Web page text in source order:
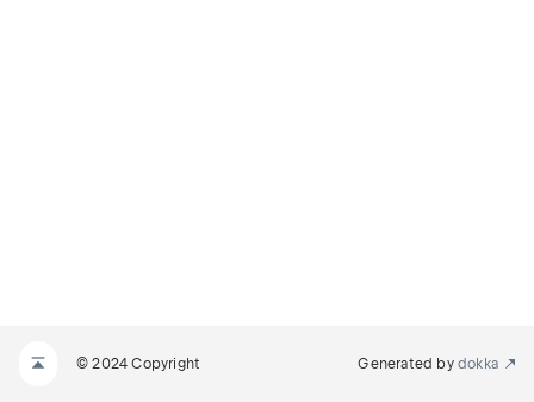
© 2024 Copyright Generated by dokka